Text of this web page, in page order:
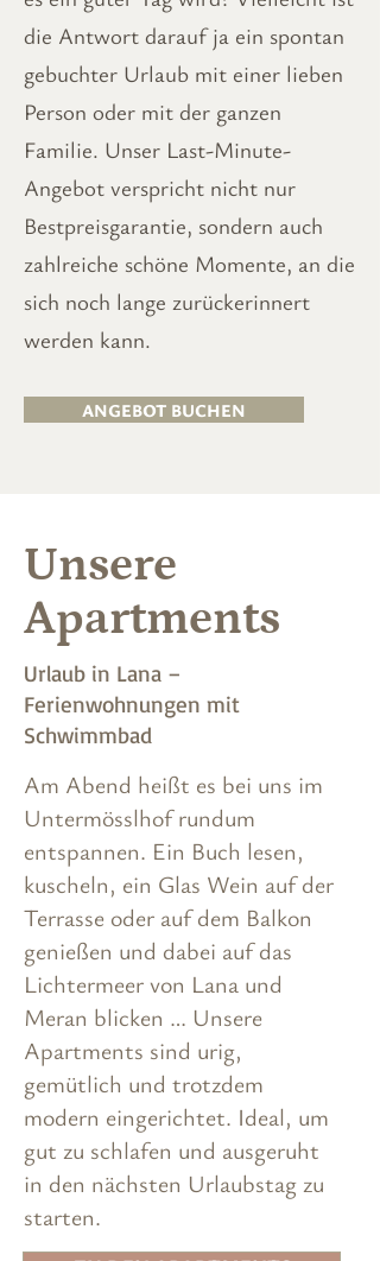
die Antwort darauf ja ein spontan
gebuchter Urlaub mit einer lieben
Person oder mit der ganzen
Familie. Unser Last-Minute-
Angebot verspricht nicht nur
Bestpreisgarantie, sondern auch
zahlreiche schöne Momente, an die
sich noch lange zurückerinnert
werden kann.
ANGEBOT BUCHEN
Unsere
Apartments
Urlaub in Lana –
Ferienwohnungen mit
Schwimmbad
Am Abend heißt es bei uns im
Untermösslhof rundum
entspannen. Ein Buch lesen,
kuscheln, ein Glas Wein auf der
Terrasse oder auf dem Balkon
genießen und dabei auf das
Lichtermeer von Lana und
Meran blicken … Unsere
Apartments sind urig,
gemütlich und trotzdem
modern eingerichtet. Ideal, um
gut zu schlafen und ausgeruht
in den nächsten Urlaubstag zu
starten.